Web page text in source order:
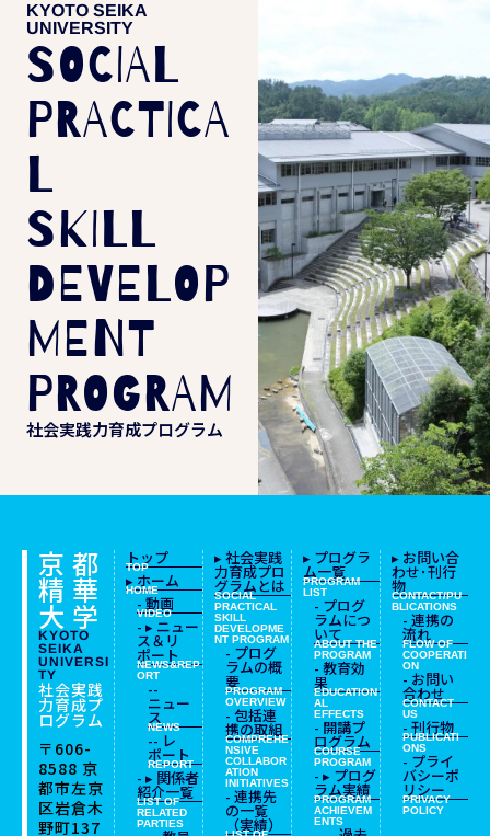
KYOTO SEIKA
UNIVERSITY
SOCIAL
PRACTICA
L
SKILL
DEVELOP
MENT
PROGRAM
社会実践力育成プログラム
京都
精華
大学
KYOTO
SEIKA
UNIVERSI
TY
社会実践
力育成プ
ログラム
〒606-
8588 京
都市左京
区岩倉木
野町137
トップ
TOP
▸ ホーム
HOME
- 動画
VIDEO
- ▸ ニュー
ス＆リ
ポート
NEWS&REP
ORT
--
ニュー
ス
NEWS
-- レ
ポート
REPORT
- ▸ 関係者
紹介一覧
LIST OF
RELATED
PARTIES
▸ 社会実践
力育成プロ
グラムとは
SOCIAL
PRACTICAL
SKILL
DEVELOPME
NTPROGRAM
- プログ
ラムの概
要
PROGRAM
OVERVIEW
- 包括連
携の取組
COMPREHE
NSIVE
COLLABOR
ATION
INITIATIVES
- 連携先
の一覧
（実績）
▸ プログラ
ム一覧
PROGRAM
LIST
- プログ
ラムにつ
いて
ABOUT THE
PROGRAM
- 教育効
果
EDUCATION
AL
EFFECTS
- 開講プ
ログラム
COURSE
PROGRAM
- ▸ プログ
ラム実績
PROGRAM
ACHIEVEM
ENTS
▸ お問い合
わせ･刊行
物
CONTACT/PU
BLICATIONS
- 連携の
流れ
FLOW OF
COOPERATI
ON
- お問い
合わせ
CONTACT
US
- 刊行物
PUBLICATI
ONS
- プライ
バシーポ
リシー
PRIVACY
POLICY